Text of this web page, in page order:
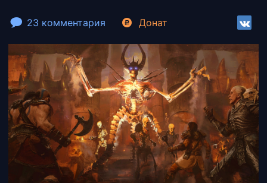
23 комментария Донат